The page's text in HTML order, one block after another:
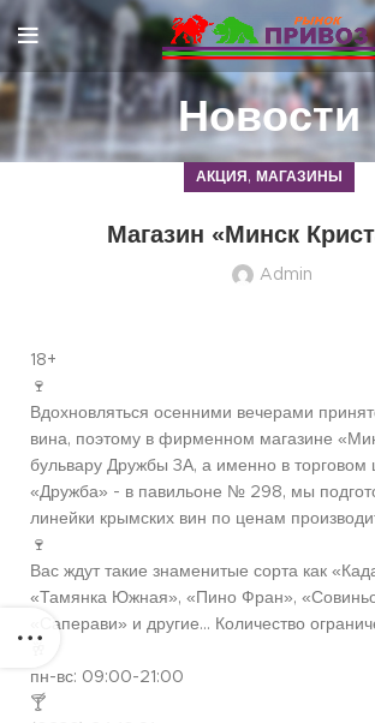
Новости
АКЦИЯ , МАГАЗИНЫ
Магазин «Минск
Admin
18+
🍷
Вдохновляться осенними вечерами
вина, поэтому в фирменном магазине
бульвару Дружбы 3А, а именно в торговом
«Дружба» - в павильоне № 298, мы
линейки крымских вин по ценам
🍷
Вас ждут такие знаменитые сорта как
«Тамянка Южная», «Пино Фран»,
«Саперави» и другие… Количество
пн-вс: 09:00-21:00
🍸